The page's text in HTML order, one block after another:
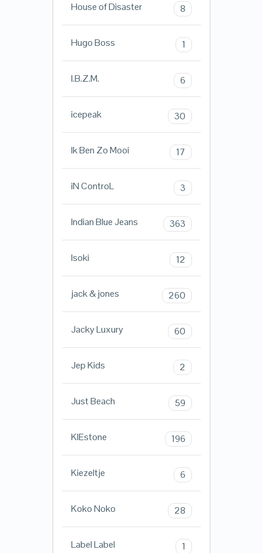
House of Disaster 8
Hugo Boss 1
I.B.Z.M. 6
icepeak 30
Ik Ben Zo Mooi 17
iN ControL 3
Indian Blue Jeans 363
Isoki 12
jack & jones 260
Jacky Luxury 60
Jep Kids 2
Just Beach 59
KIEstone 196
Kiezeltje 6
Koko Noko 28
Label Label 1